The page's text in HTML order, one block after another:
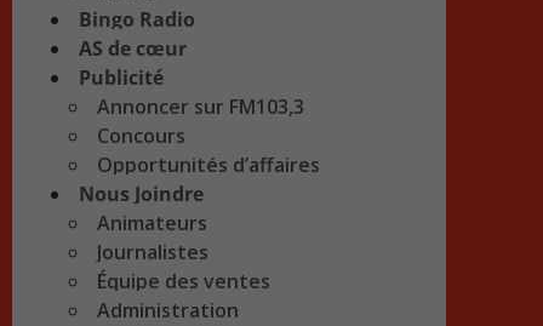
Bingo Radio
AS de cœur
Publicité
Annoncer sur FM103,3
Concours
Opportunités d’affaires
Nous Joindre
Animateurs
Journalistes
Équipe des ventes
Administration